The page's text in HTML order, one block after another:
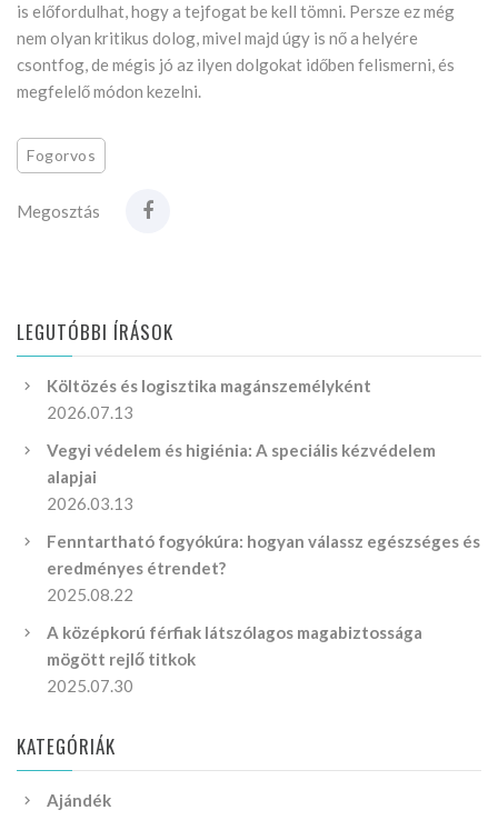
is előfordulhat, hogy a tejfogat be kell tömni. Persze ez még
nem olyan kritikus dolog, mivel majd úgy is nő a helyére
csontfog, de mégis jó az ilyen dolgokat időben felismerni, és
megfelelő módon kezelni.
Fogorvos
Megosztás
LEGUTÓBBI ÍRÁSOK
Költözés és logisztika magánszemélyként
2026.07.13
Vegyi védelem és higiénia: A speciális kézvédelem
alapjai
2026.03.13
Fenntartható fogyókúra: hogyan válassz egészséges és
eredményes étrendet?
2025.08.22
A középkorú férfiak látszólagos magabiztossága
mögött rejlő titkok
2025.07.30
KATEGÓRIÁK
Ajándék